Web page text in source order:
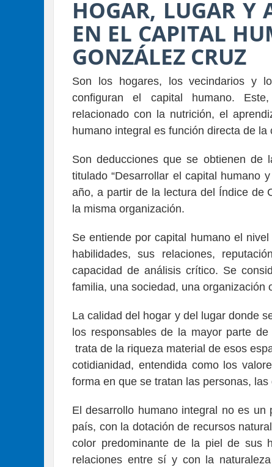
HOGAR, LUGAR Y
EN EL CAPITAL
GONZÁLEZ CRUZ
Son los hogares, los vecindarios y
configuran el capital humano.
relacionado con la nutrición, el
humano integral es función directa de
Son deducciones que se obtienen de
titulado “Desarrollar el capital humano
año, a partir de la lectura del Índice de
la misma organización.
Se entiende por capital humano el
habilidades, sus relaciones,
capacidad de análisis crítico. Se
familia, una sociedad, una organización
La calidad del hogar y del lugar donde
los responsables de la mayor parte
trata de la riqueza material de esos
cotidianidad, entendida como los
forma en que se tratan las personas,
El desarrollo humano integral no es
país, con la dotación de recursos
color predominante de la piel de sus
relaciones entre sí y con la